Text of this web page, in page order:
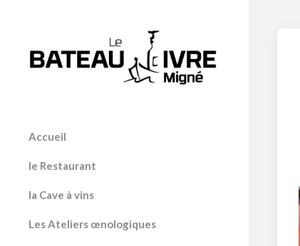
Accueil
le Restaurant
la Cave à vins
Les Ateliers œnologiques